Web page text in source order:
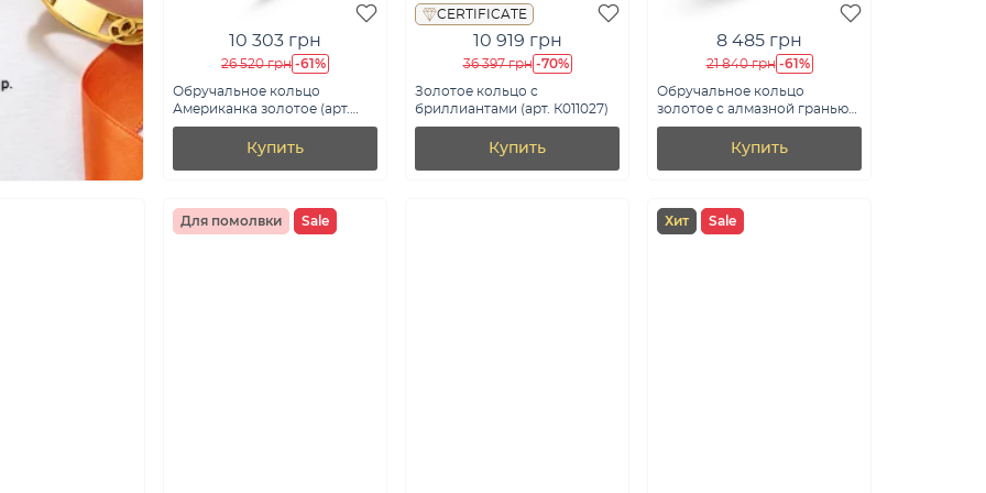
10 303 грн
26 520 грн -61%
Обручальное кольцо
Американка золотое (арт.
239180)
Купить
CERTIFICATE
10 919 грн
36 397 грн -70%
Золотое кольцо с
бриллиантами (арт. К011027)
Купить
8 485 грн
21 840 грн -61%
Обручальное кольцо
золотое с алмазной гранью
(арт. 239196)
Купить
Для помолвки Sale Хит Sale